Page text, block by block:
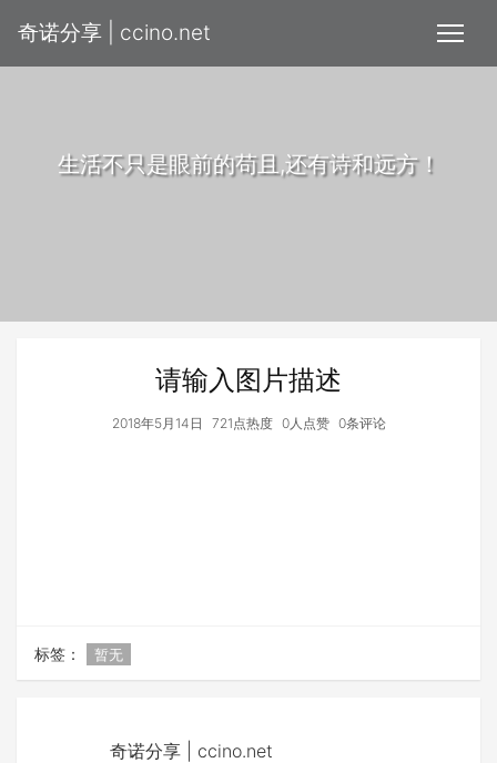
奇诺分享 | ccino.net
生活不只是眼前的苟且,还有诗和远方！
请输入图片描述
2018年5月14日 721点热度 0人点赞 0条评论
标签： 暂无
奇诺分享 | ccino.net